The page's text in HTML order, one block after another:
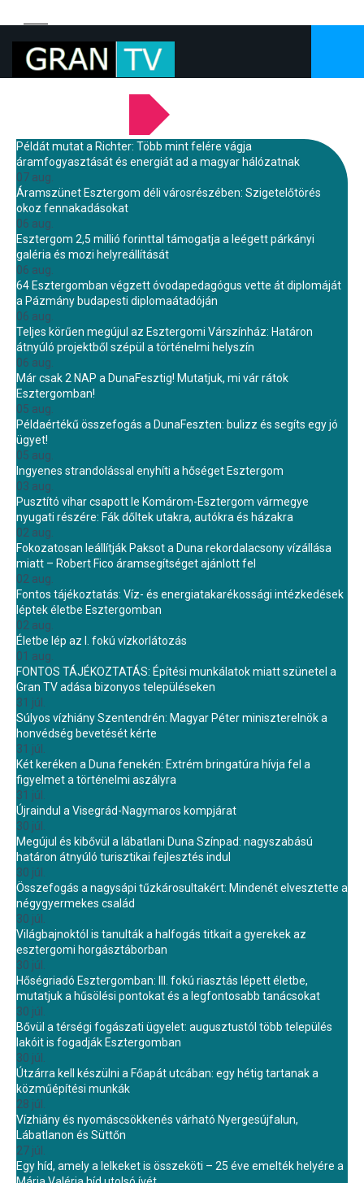
Példát mutat a Richter: Több mint felére vágja
áramfogyasztását és energiát ad a magyar hálózatnak
07 aug.
Áramszünet Esztergom déli városrészében: Szigetelőtörés
okoz fennakadásokat
06 aug.
Esztergom 2,5 millió forinttal támogatja a leégett párkányi
galéria és mozi helyreállítását
06 aug.
64 Esztergomban végzett óvodapedagógus vette át diplomáját
a Pázmány budapesti diplomaátadóján
06 aug.
Teljes körűen megújul az Esztergomi Várszínház: Határon
átnyúló projektből szépül a történelmi helyszín
06 aug.
Már csak 2 NAP a DunaFesztig! Mutatjuk, mi vár rátok
Esztergomban!
05 aug.
Példaértékű összefogás a DunaFeszten: bulizz és segíts egy jó
ügyet!
05 aug.
Ingyenes strandolással enyhíti a hőséget Esztergom
03 aug.
Pusztító vihar csapott le Komárom-Esztergom vármegye
nyugati részére: Fák dőltek utakra, autókra és házakra
02 aug.
Fokozatosan leállítják Paksot a Duna rekordalacsony vízállása
miatt – Robert Fico áramsegítséget ajánlott fel
02 aug.
Fontos tájékoztatás: Víz- és energiatakarékossági intézkedések
léptek életbe Esztergomban
02 aug.
Életbe lép az I. fokú vízkorlátozás
01 aug.
FONTOS TÁJÉKOZTATÁS: Építési munkálatok miatt szünetel a
Gran TV adása bizonyos településeken
31 júl.
Súlyos vízhiány Szentendrén: Magyar Péter miniszterelnök a
honvédség bevetését kérte
31 júl.
Két keréken a Duna fenekén: Extrém bringatúra hívja fel a
figyelmet a történelmi aszályra
31 júl.
Újraindul a Visegrád-Nagymaros kompjárat
30 júl.
Megújul és kibővül a lábatlani Duna Színpad: nagyszabású
határon átnyúló turisztikai fejlesztés indul
30 júl.
Összefogás a nagysápi tűzkárosultakért: Mindenét elvesztette a
négygyermekes család
30 júl.
Világbajnoktól is tanulták a halfogás titkait a gyerekek az
esztergomi horgásztáborban
30 júl.
Hőségriadó Esztergomban: III. fokú riasztás lépett életbe,
mutatjuk a hűsölési pontokat és a legfontosabb tanácsokat
30 júl.
Bővül a térségi fogászati ügyelet: augusztustól több település
lakóit is fogadják Esztergomban
30 júl.
Útzárra kell készülni a Főapát utcában: egy hétig tartanak a
közműépítési munkák
28 júl.
Vízhiány és nyomáscsökkenés várható Nyergesújfalun,
Lábatlanon és Süttőn
27 júl.
Egy híd, amely a lelkeket is összeköti – 25 éve emelték helyére a